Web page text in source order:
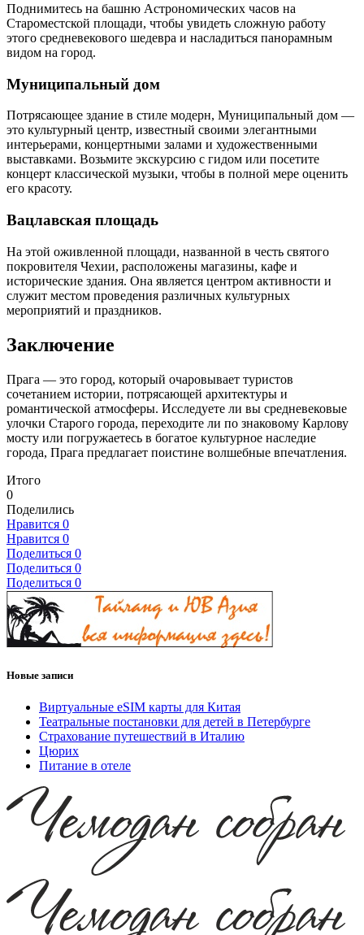
Поднимитесь на башню Астрономических часов на
Староместской площади, чтобы увидеть сложную работу
этого средневекового шедевра и насладиться панорамным
видом на город.
Муниципальный дом
Потрясающее здание в стиле модерн, Муниципальный дом —
это культурный центр, известный своими элегантными
интерьерами, концертными залами и художественными
выставками. Возьмите экскурсию с гидом или посетите
концерт классической музыки, чтобы в полной мере оценить
его красоту.
Вацлавская площадь
На этой оживленной площади, названной в честь святого
покровителя Чехии, расположены магазины, кафе и
исторические здания. Она является центром активности и
служит местом проведения различных культурных
мероприятий и праздников.
Заключение
Прага — это город, который очаровывает туристов
сочетанием истории, потрясающей архитектуры и
романтической атмосферы. Исследуете ли вы средневековые
улочки Старого города, переходите ли по знаковому Карлову
мосту или погружаетесь в богатое культурное наследие
города, Прага предлагает поистине волшебные впечатления.
Итого
0
Поделились
Нравится 0
Нравится 0
Поделиться 0
Поделиться 0
Поделиться 0
Новые записи
Виртуальные eSIM карты для Китая
Театральные постановки для детей в Петербурге
Страхование путешествий в Италию
Цюрих
Питание в отеле